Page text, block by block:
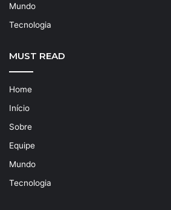
Mundo
Tecnologia
MUST READ
Home
Início
Sobre
Equipe
Mundo
Tecnologia